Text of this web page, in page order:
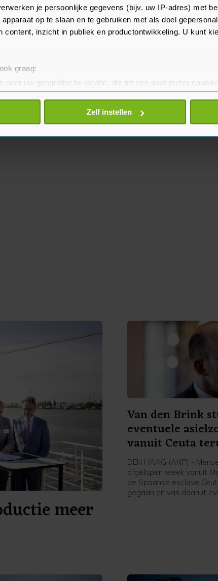
je persoonlijke gegevens (bijv. uw IP-adres) met
op te slaan en te gebruiken met als doel
content, inzicht in publiek en productontwikkeling. U kunt
graag:
over uw geografische locatie, die tot een paar meter
door het actief te scannen op specifieke eigenschappen
gegevens worden verwerkt en stel uw voorkeuren in
of intrekken in de Cookieverklaring.
Zelf instellen
VS de militaire hulp aan
meer
Van den Brink
eventuele
vanuit Ceuta
DEN HAAG (ANP) -
afgelopen week vanuit
de Spaanse exclave
gegaan en van daaruit
ander land.